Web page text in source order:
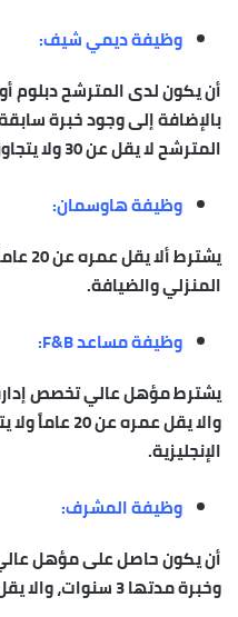
وظيفة ديمي شيف:
أن يكون لدى المترشح دبلوم
المترشح لا يقل عن 30 ولا يتجاوز سن 35.
وظيفة هاوسمان:
المنزلي والضيافة.
وظيفة مساعد F&B:
يشترط مؤهل عالي تخصص
الإنجليزية.
وظيفة المشرف:
أن يكون حاصل على مؤهل
وخبرة مدتها 3 سنوات، والا يقل عمره عن 25 سنة.